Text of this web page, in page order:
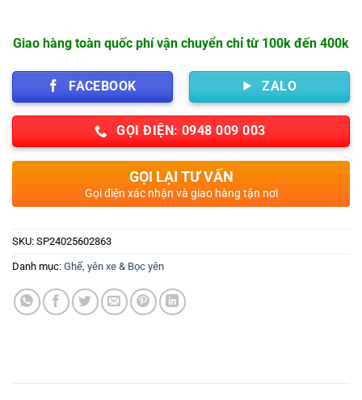
Giao hàng toàn quốc phí vận chuyển chỉ từ 100k đến 400k
FACEBOOK ZALO
GỌI ĐIỆN: 0948 009 003
GỌI LẠI TƯ VẤN
Gọi điện xác nhận và giao hàng tận nơi
SKU: SP24025602863
Danh mục: Ghế, yên xe & Bọc yên